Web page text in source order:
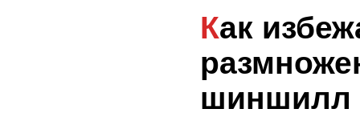
Как избежать проблем с
шиншилл